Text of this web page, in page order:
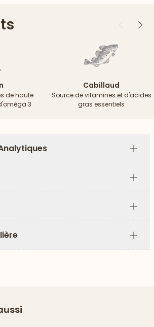
Précédent
de haute
3
Cabillaud
Source de vitamines et d'acides
gras essentiels
Plus
Plus
Plus
Plus